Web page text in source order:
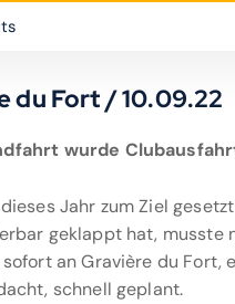
du Fort / 10.09.22
wurde
Jahr zum Ziel
geklappt hat, musste
an Gravière du Fort,
schnell geplant.